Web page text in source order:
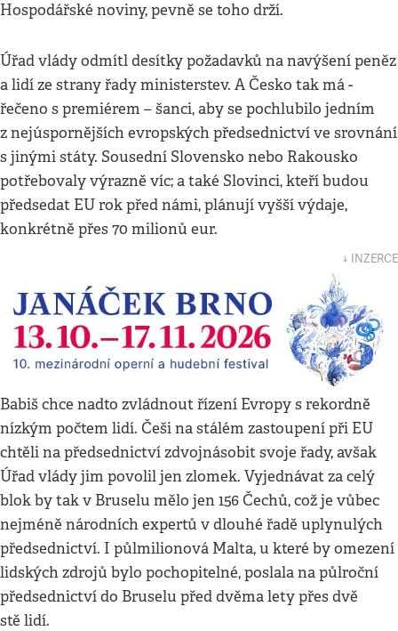
Hospodářské noviny, pevně se toho drží.
Úřad vlády odmítl desítky požadavků na navýšení peněz
a lidí ze strany řady ministerstev. A Česko tak má -
řečeno s premiérem – šanci, aby se pochlubilo jedním
z nejúspornějších evropských předsednictví ve srovnání
s jinými státy. Sousední Slovensko nebo Rakousko
potřebovaly výrazně víc; a také Slovinci, kteří budou
předsedat EU rok před námi, plánují vyšší výdaje,
konkrétně přes 70 milionů eur.
↓ INZERCE
Babiš chce nadto zvládnout řízení Evropy s rekordně
nízkým počtem lidí. Češi na stálém zastoupení při EU
chtěli na předsednictví zdvojnásobit svoje řady, avšak
Úřad vlády jim povolil jen zlomek. Vyjednávat za celý
blok by tak v Bruselu mělo jen 156 Čechů, což je vůbec
nejméně národních expertů v dlouhé řadě uplynulých
předsednictví. I půlmilionová Malta, u které by omezení
lidských zdrojů bylo pochopitelné, poslala na půlroční
předsednictví do Bruselu před dvěma lety přes dvě
stě lidí.